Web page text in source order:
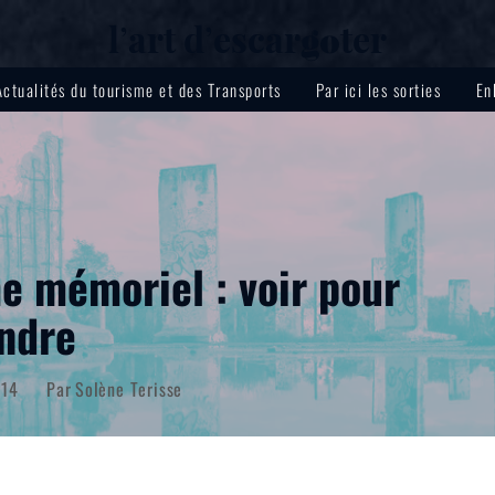
du tourisme et des Transports Par ici les sorties
mémoriel : voir pour
ParSolène Terisse